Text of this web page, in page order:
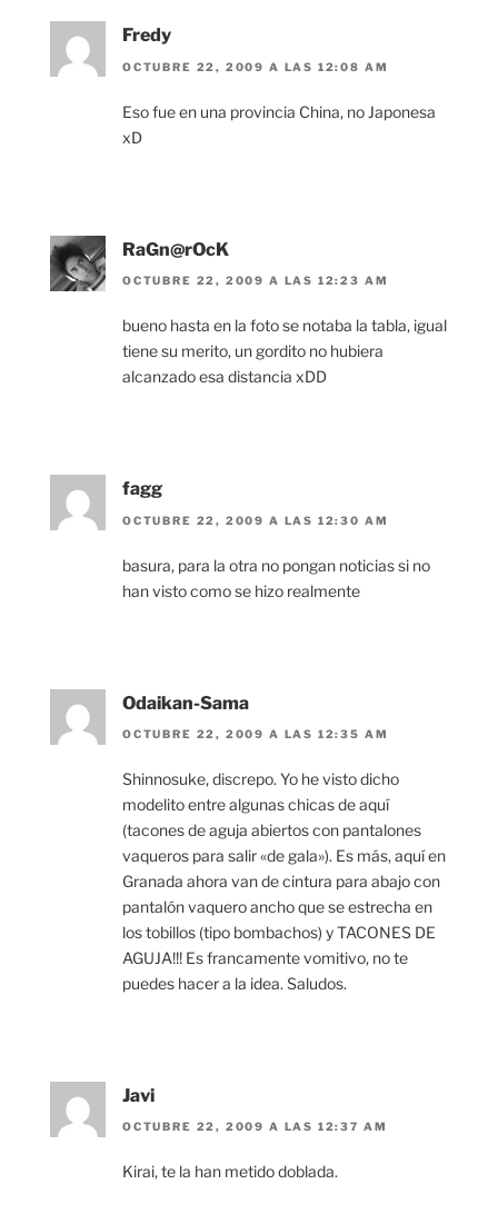
Fredy
OCTUBRE 22, 2009 A LAS 12:08 AM
Eso fue en una provincia China, no Japonesa
xD
RaGn@rOcK
OCTUBRE 22, 2009 A LAS 12:23 AM
bueno hasta en la foto se notaba la tabla, igual
tiene su merito, un gordito no hubiera
alcanzado esa distancia xDD
fagg
OCTUBRE 22, 2009 A LAS 12:30 AM
basura, para la otra no pongan noticias si no
han visto como se hizo realmente
Odaikan-Sama
OCTUBRE 22, 2009 A LAS 12:35 AM
Shinnosuke, discrepo. Yo he visto dicho
modelito entre algunas chicas de aquí
(tacones de aguja abiertos con pantalones
vaqueros para salir «de gala»). Es más, aquí en
Granada ahora van de cintura para abajo con
pantalón vaquero ancho que se estrecha en
los tobillos (tipo bombachos) y TACONES DE
AGUJA!!! Es francamente vomitivo, no te
puedes hacer a la idea. Saludos.
Javi
OCTUBRE 22, 2009 A LAS 12:37 AM
Kirai, te la han metido doblada.